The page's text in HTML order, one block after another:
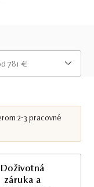
781 €
2-3 pracovné
Doživotná
záruka a